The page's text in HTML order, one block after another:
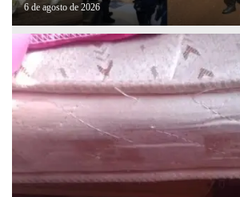
6 de agosto de 2026